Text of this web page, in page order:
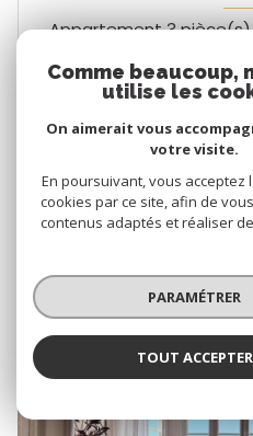
VOIR LE
EXCLUSIF COUP DE
Comme beaucoup,
utilise les
On aimerait vous
votre visite.
En poursuivant, vous acceptez
cookies par ce site, afin de
contenus adaptés et réaliser
PARAMÉTRER
TOUT ACCEPTER